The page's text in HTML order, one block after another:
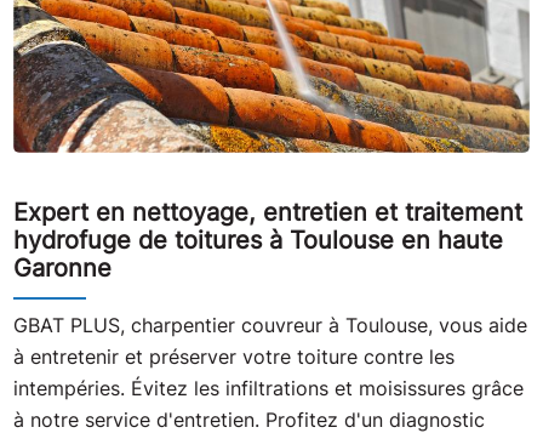
Expert en nettoyage, entretien et traitement
hydrofuge de toitures à Toulouse en haute
Garonne
GBAT PLUS, charpentier couvreur à Toulouse, vous aide
à entretenir et préserver votre toiture contre les
intempéries. Évitez les infiltrations et moisissures grâce
à notre service d'entretien. Profitez d'un diagnostic